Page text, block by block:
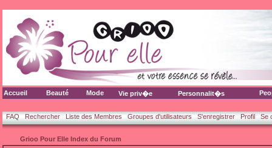
Accueil Beauté Mode Vie priv�e Personnalit�s
FAQ Rechercher Liste des Membres Groupes d'utilisateurs S'enregistrer Profil Se
Grioo Pour Elle Index du Forum